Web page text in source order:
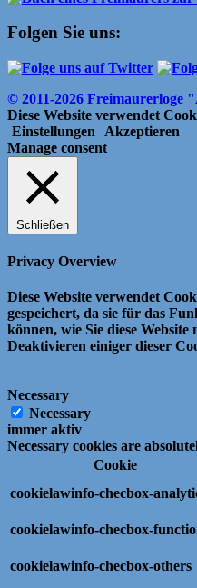
Folgen Sie uns:
© 2011-2026
Diese Website verwendet
Einstellungen
Akzeptieren
Manage consent
Schließen
Privacy Overview
Diese Website verwendet
gespeichert, da sie für das
können, wie Sie diese Website
Deaktivieren einiger dieser
Necessary
Necessary
immer aktiv
Necessary cookies are
Cookie
cookielawinfo-checbox-
cookielawinfo-checbox-
cookielawinfo-checbox-others